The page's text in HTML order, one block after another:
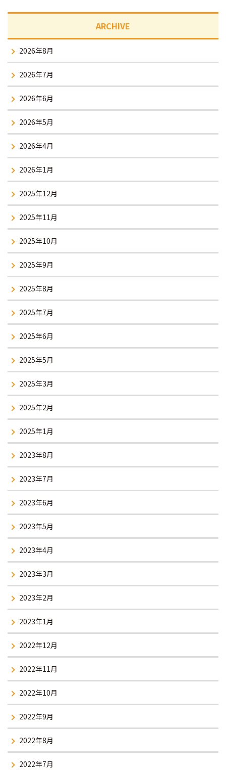
ARCHIVE
2026年8月
2026年7月
2026年6月
2026年5月
2026年4月
2026年1月
2025年12月
2025年11月
2025年10月
2025年9月
2025年8月
2025年7月
2025年6月
2025年5月
2025年3月
2025年2月
2025年1月
2023年8月
2023年7月
2023年6月
2023年5月
2023年4月
2023年3月
2023年2月
2023年1月
2022年12月
2022年11月
2022年10月
2022年9月
2022年8月
2022年7月